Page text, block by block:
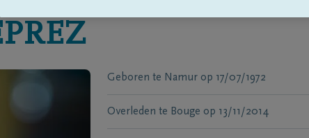
Geboren te Namur op 17/07/1972
Overleden te Bouge op 13/11/2014